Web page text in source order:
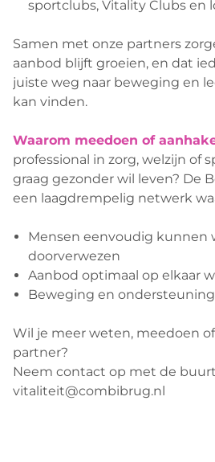
sportclubs, Vitality Clubs en
Samen met onze partners
aanbod blijft groeien, en dat
juiste weg naar beweging en
kan vinden.
Waarom meedoen of
professional in zorg, welzijn of
graag gezonder wil leven? De
een laagdrempelig netwerk
Mensen eenvoudig kunnen
doorverwezen
Aanbod optimaal op elkaar
Beweging en
Wil je meer weten, meedoen
partner?
Neem contact op met de
vitaliteit@combibrug.nl